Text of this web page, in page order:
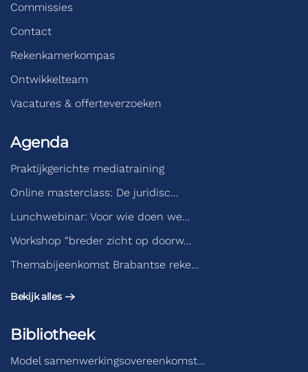
Commissies
Contact
Rekenkamerkompas
Ontwikkelteam
Vacatures & offerteverzoeken
Agenda
Praktijkgerichte mediatraining
Online masterclass: De juridisc…
Lunchwebinar: Voor wie doen we…
Workshop “breder zicht op doorw…
Themabijeenkomst Brabantse reke…
Bekijk alles
Bibliotheek
Model samenwerkingsovereenkomst…